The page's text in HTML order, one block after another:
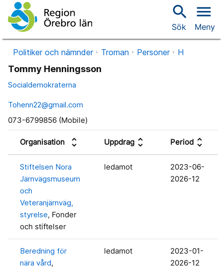
search
Sök
menu
Meny
Politiker och nämnder Troman Personer H
Tommy Henningsson
Socialdemokraterna
Tohenn22@gmail.com
073-6799856 (Mobile)
Organisation unfold_more Uppdrag unfold_more Period unfold_more
Stiftelsen Nora
Järnvägsmuseum
och
Veteranjärnväg,
styrelse, Fonder
och stiftelser
ledamot
2023-06-
2026-12
Beredning för
nära vård,
ledamot
2023-01-
2026-12